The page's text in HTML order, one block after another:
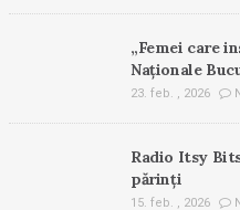
„Femei care
Naționale
23. feb. , 2026
Radio Itsy
părinți
15. feb. , 2026